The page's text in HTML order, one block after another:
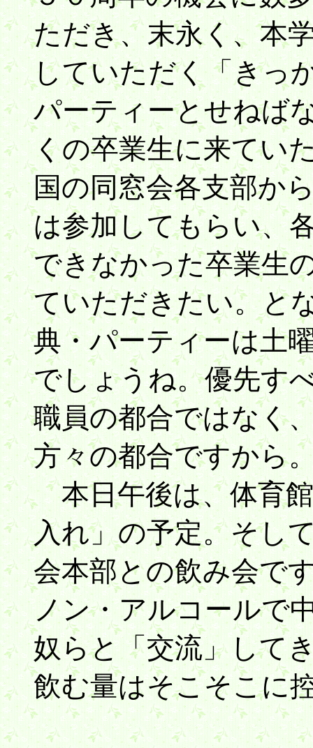
ただき、末永く、本
していただく「きっ
パーティーとせねば
くの卒業生に来てい
国の同窓会各支部か
は参加してもらい、
できなかった卒業生
ていただきたい。と
典・パーティーは土
でしょうね。優先す
職員の都合ではなく
方々の都合ですから
本日午後は、体育館
入れ」の予定。そし
会本部との飲み会で
ノン・アルコールで
奴らと「交流」して
飲む量はそこそこに